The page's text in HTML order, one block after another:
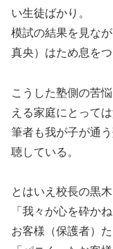
い生徒ばかり。
模試の結果を見な
真央）はため息をつ
こうした塾側の苦
える家庭にとって
筆者も我が子が通
聴している。
とはいえ校長の黒
「我々が心を砕か
お客様（保護者）